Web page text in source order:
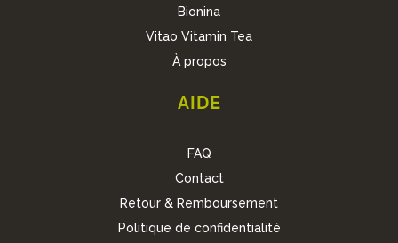
Bionina
Vitao Vitamin Tea
À propos
AIDE
FAQ
Contact
Retour & Remboursement
Politique de confidentialité